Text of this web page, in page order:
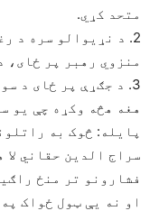
متحد کړي.
2. د نړیوالو سره د
منزوي رهبر پر ځای،
3. د جګړې پر ځای د
هغه هڅه وکړه چې یو
پایله: څوک به
سراج الدین حقاني
فشارونو تر منځ
او نه یې ټول ځواک په